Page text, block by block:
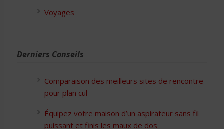
Voyages
Derniers Conseils
Comparaison des meilleurs sites de rencontre
pour plan cul
Équipez votre maison d’un aspirateur sans fil
puissant et finis les maux de dos